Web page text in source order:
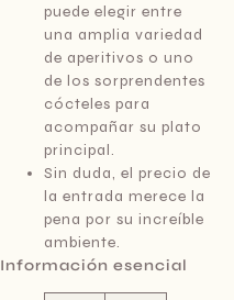
puede elegir entre
una amplia variedad
de aperitivos o uno
de los sorprendentes
cócteles para
acompañar su plato
principal.
Sin duda, el precio de
la entrada merece la
pena por su increíble
ambiente.
Información esencial